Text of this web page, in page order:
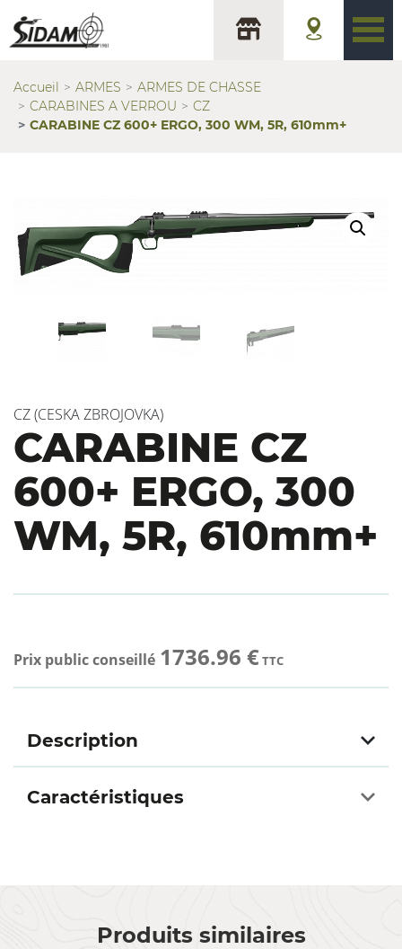
Accueil ARMES
ARMES DE CHASSE
CARABINES A VERROU
CZ
CARABINE CZ 600+ ERGO, 300 WM, 5R, 610mm+
CZ (CESKA ZBROJOVKA)
CARABINE CZ
600+ ERGO, 300
WM, 5R, 610mm+
Prix public conseillé 1736.96 €TTC
Description
Caractéristiques
Produits similaires